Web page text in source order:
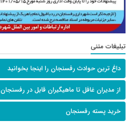
تبلیغات متنی
داغ ترین حوادث رفسنجان را اینجا بخوانید
از مدیران غافل تا ماهیگیران قابل در رفسنجان
خرید پسته رفسنجان